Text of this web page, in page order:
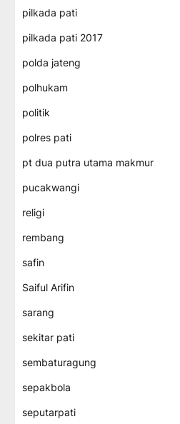
pilkada pati
pilkada pati 2017
polda jateng
polhukam
politik
polres pati
pt dua putra utama makmur
pucakwangi
religi
rembang
safin
Saiful Arifin
sarang
sekitar pati
sembaturagung
sepakbola
seputarpati